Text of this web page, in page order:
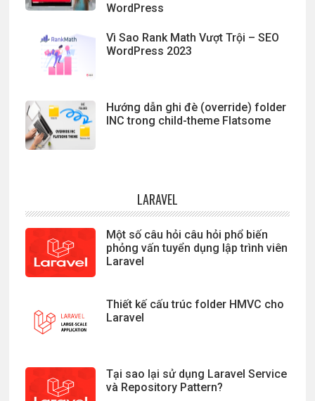
WordPress
Vì Sao Rank Math Vượt Trội – SEO
WordPress 2023
Hướng dẫn ghi đè (override) folder
INC trong child-theme Flatsome
LARAVEL
Một số câu hỏi câu hỏi phổ biến
phỏng vấn tuyển dụng lập trình viên
Laravel
Thiết kế cấu trúc folder HMVC cho
Laravel
Tại sao lại sử dụng Laravel Service
và Repository Pattern?